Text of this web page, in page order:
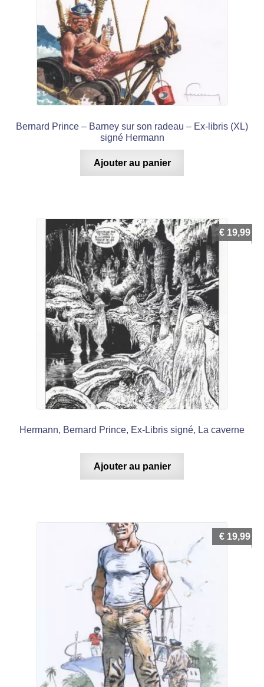
Bernard Prince – Barney sur son radeau – Ex-libris (XL)
signé Hermann
Ajouter au panier
Hermann, Bernard Prince, Ex-Libris signé, La caverne
€ 19,99
Ajouter au panier
€ 19,99